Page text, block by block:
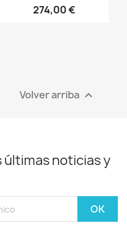
274,00 €
Volver arriba 
noticias y